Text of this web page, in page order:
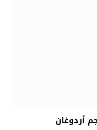
أردوغان